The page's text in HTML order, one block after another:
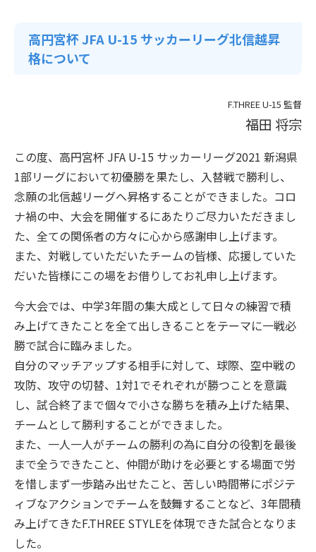
高円宮杯 JFA U-15 サッカーリーグ北信越昇
格について
F.THREE U-15 監督
福田 将宗
この度、高円宮杯 JFA U-15 サッカーリーグ2021 新潟県
1部リーグにおいて初優勝を果たし、入替戦で勝利し、
念願の北信越リーグへ昇格することができました。コロ
ナ禍の中、大会を開催するにあたりご尽力いただきまし
た、全ての関係者の方々に心から感謝申し上げます。
また、対戦していただいたチームの皆様、応援していた
だいた皆様にこの場をお借りしてお礼申し上げます。
今大会では、中学3年間の集大成として日々の練習で積
み上げてきたことを全て出しきることをテーマに一戦必
勝で試合に臨みました。
自分のマッチアップする相手に対して、球際、空中戦の
攻防、攻守の切替、1対1でそれぞれが勝つことを意識
し、試合終了まで個々で小さな勝ちを積み上げた結果、
チームとして勝利することができました。
また、一人一人がチームの勝利の為に自分の役割を最後
まで全うできたこと、仲間が助けを必要とする場面で労
を惜しまず一歩踏み出せたこと、苦しい時間帯にポジテ
ィブなアクションでチームを鼓舞することなど、3年間積
み上げてきたF.THREE STYLEを体現できた試合となりま
した。